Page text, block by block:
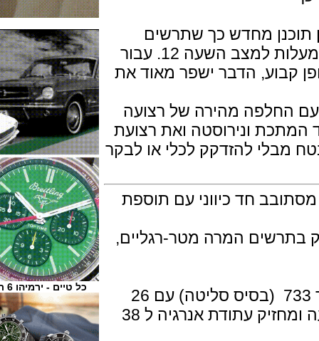
מחדש כך שתרשים
ההמרה מטר-רגל מוגדר תמיד ב -90 מעלות למצב השעה 12. עבור
הדבר ישפר מאוד את
ונירוסטה ואת רצועת
להזדקק לכלי או לבקר
מ"מ. בזל מסתובב חד כיווני עם תוספת
המרה מטר-רגליים,
מנגנון מכני אוטומטי של אוריס קליבר 733 (בסיס סליטה) עם 26
אבני רובי,פועם 28,800 פעימות לשעה ומחזיק עתודת אנרגיה ל 38
כל טיים - ירמיהו 6 ת"א